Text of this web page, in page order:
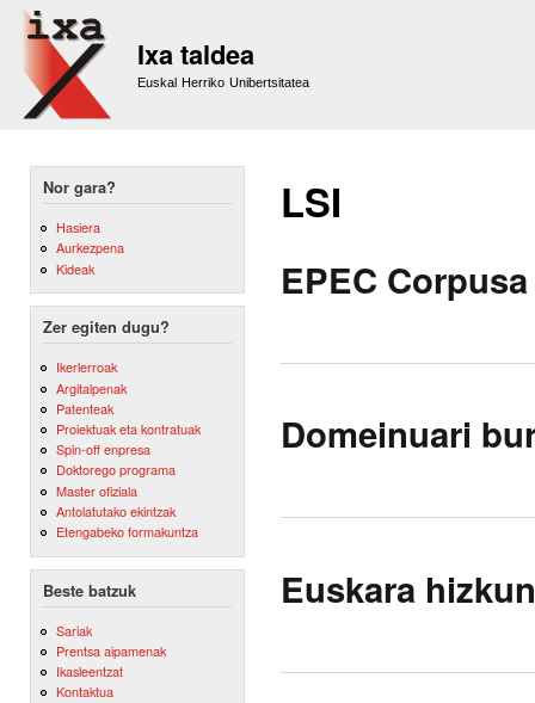
Ixa taldea
Euskal Herriko Unibertsitatea
Nor gara?
Hasiera
Aurkezpena
Kideak
Zer egiten dugu?
Ikerlerroak
Argitalpenak
Patenteak
Proiektuak eta kontratuak
Spin-off enpresa
Doktorego programa
Master ofiziala
Antolatutako ekintzak
Etengabeko formakuntza
Beste batzuk
Sariak
Prentsa aipamenak
Ikasleentzat
Kontaktua
LSI
EPEC
Domeinuari
Euskara